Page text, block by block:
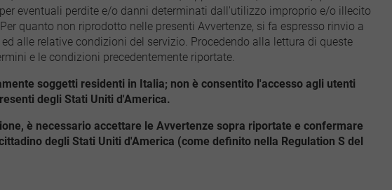
eventuali perdite e/o danni determinati dall'utilizzo improprio e/o illecito
quanto non riprodotto nelle presenti Avvertenze, si fa espresso rinvio a
ed alle relative condizioni del servizio. Procedendo alla lettura di queste
e le condizioni precedentemente riportate.
soggetti residenti in Italia; non è consentito l'accesso agli utenti
degli Stati Uniti d'America.
è necessario accettare le Avvertenze sopra riportate e confermare
cittadino degli Stati Uniti d'America (come definito nella Regulation S del